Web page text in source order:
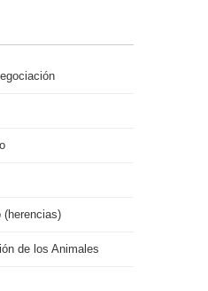
(herencias)
de los Animales